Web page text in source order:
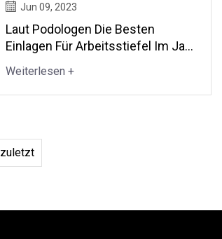
Jun 09, 2023
Laut Podologen Die Besten
Einlagen Für Arbeitsstiefel Im Jahr
Weiterlesen +
zuletzt